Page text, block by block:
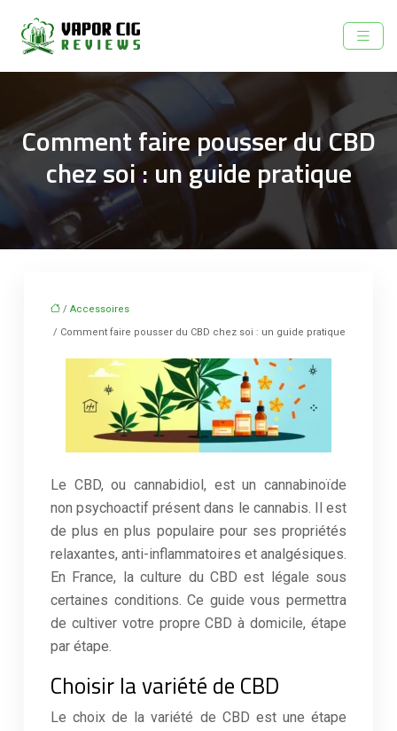
Comment faire pousser du CBD
chez soi : un guide pratique
/ Accessoires
/ Comment faire pousser du CBD chez soi : un guide pratique
Le CBD, ou cannabidiol, est un cannabinoïde
non psychoactif présent dans le cannabis. Il est
de plus en plus populaire pour ses propriétés
relaxantes, anti-inflammatoires et analgésiques.
En France, la culture du CBD est légale sous
certaines conditions. Ce guide vous permettra
de cultiver votre propre CBD à domicile, étape
par étape.
Choisir la variété de CBD
Le choix de la variété de CBD est une étape